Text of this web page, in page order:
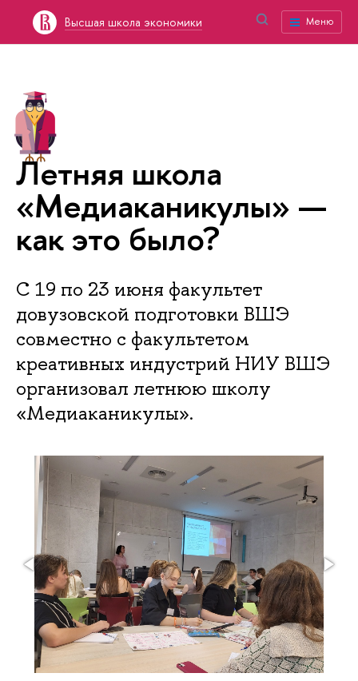
Высшая школа экономики Меню
Летняя школа
«Медиаканикулы» —
как это было?
С 19 по 23 июня факультет
довузовской подготовки ВШЭ
совместно с факультетом
креативных индустрий НИУ ВШЭ
организовал летнюю школу
«Медиаканикулы».